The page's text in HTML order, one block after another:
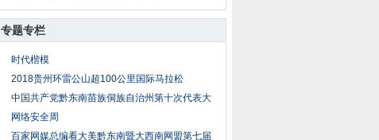
专题专栏
时代楷模
2018贵州环雷公山超100公里国际马拉松
中国共产党黔东南苗族侗族自治州第十次代表大
网络安全周
百家网媒总编看大美黔东南暨大西南网盟第七届